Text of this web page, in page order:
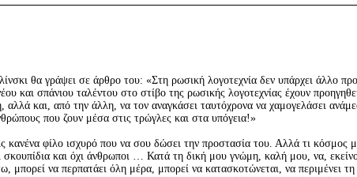
θα γράψει σε άρθρο του: «Στη ρωσική λογοτεχνία δεν υπάρχει άλλο
σπάνιου ταλέντου στο στίβο της ρωσικής λογοτεχνίας έχουν
αλλά και, από την άλλη, να τον αναγκάσει ταυτόχρονα να χαμογελάσει
που ζουν μέσα στις τρώγλες και στα υπόγεια!»
κανένα φίλο ισχυρό που να σου δώσει την προστασία του. Αλλά τι κόσμος
και όχι άνθρωποι … Κατά τη δική μου γνώμη, καλή μου, να,
να περπατάει όλη μέρα, μπορεί να κατασκοτώνεται, να περιμένει